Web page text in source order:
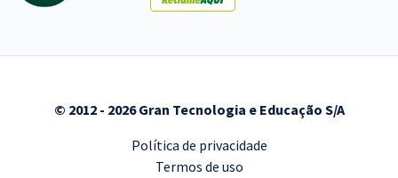
© 2012 - 2026 Gran Tecnologia e Educação S/A
Política de privacidade
Termos de uso